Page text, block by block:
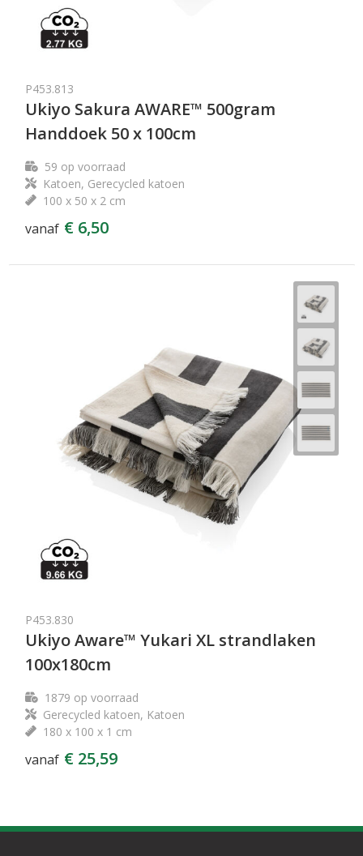
P453.813
Ukiyo Sakura AWARE™ 500gram
Handdoek 50 x 100cm
59 op voorraad
Katoen, Gerecycled katoen
100 x 50 x 2 cm
vanaf € 6,50
P453.830
Ukiyo Aware™ Yukari XL strandlaken
100x180cm
1879 op voorraad
Gerecycled katoen, Katoen
180 x 100 x 1 cm
vanaf € 25,59